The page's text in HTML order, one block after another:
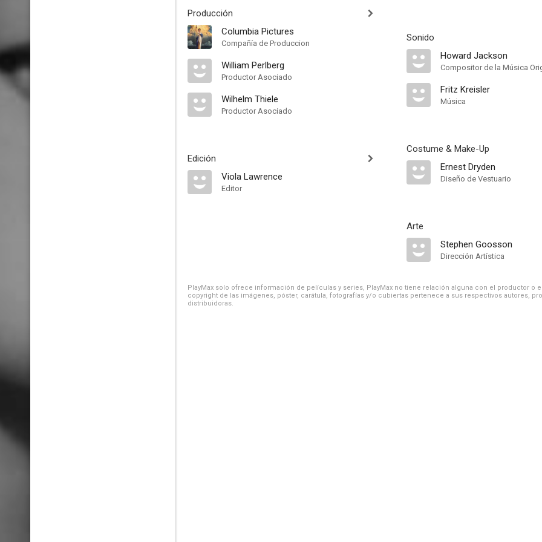
Producción
Columbia Pictures
Compañía de Produccion
William Perlberg
Productor Asociado
Wilhelm Thiele
Productor Asociado
Edición
Viola Lawrence
Editor
Sonido
Howard Jackson
Compositor de la Música
Fritz Kreisler
Música
Costume & Make-Up
Ernest Dryden
Diseño de Vestuario
Arte
Stephen Goosson
Dirección Artística
PlayMax solo ofrece información de películas y series, PlayMax no tiene relación alguna con el productor o
copyright de las imágenes, póster, carátula, fotografías y/o cubiertas pertenece a sus respectivos autores,
distribuidoras.